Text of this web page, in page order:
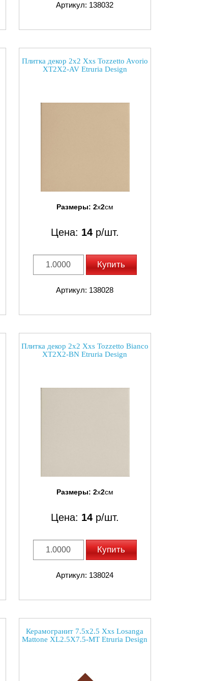
Артикул: 138032
Плитка декор 2x2 Xxs Tozzetto Avorio
XT2X2-AV Etruria Design
Размеры: 2x2см
Цена: 14р/шт.
Купить
Артикул: 138028
Плитка декор 2x2 Xxs Tozzetto Bianco
XT2X2-BN Etruria Design
Размеры: 2x2см
Цена: 14р/шт.
Купить
Артикул: 138024
Керамогранит 7.5x2.5 Xxs Losanga
Mattone XL2.5X7.5-MT Etruria Design